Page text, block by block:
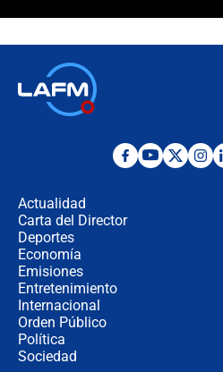
Actualidad
Carta del Director
Deportes
Economía
Emisiones
Entretenimiento
Internacional
Orden Público
Política
Sociedad